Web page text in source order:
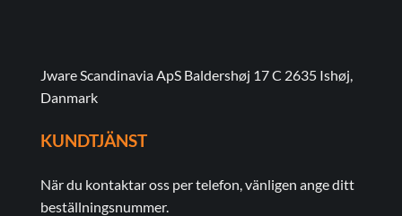
Jware Scandinavia ApS Baldershøj 17 C 2635 Ishøj,
Danmark
KUNDTJÄNST
När du kontaktar oss per telefon, vänligen ange ditt
beställningsnummer.